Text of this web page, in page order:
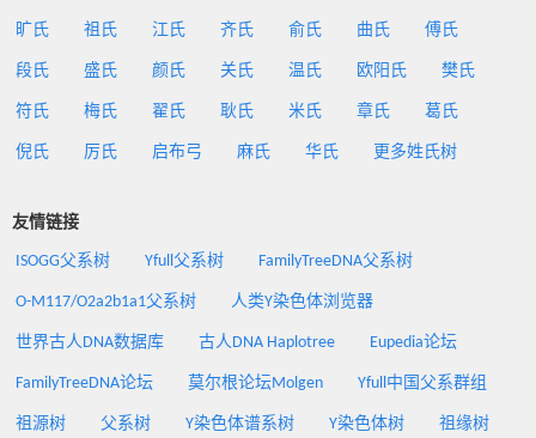
旷氏 祖氏 江氏 齐氏 俞氏 曲氏 傅氏
段氏 盛氏 颜氏 关氏 温氏 欧阳氏 樊氏
符氏 梅氏 翟氏 耿氏 米氏 章氏 葛氏
倪氏 厉氏 启布弓 麻氏 华氏 更多姓氏树
友情链接
ISOGG父系树 Yfull父系树 FamilyTreeDNA父系树
O-M117/O2a2b1a1父系树 人类Y染色体浏览器
世界古人DNA数据库 古人DNA Haplotree Eupedia论坛
FamilyTreeDNA论坛 莫尔根论坛Molgen Yfull中国父系群组
祖源树 父系树 Y染色体谱系树 Y染色体树 祖缘树